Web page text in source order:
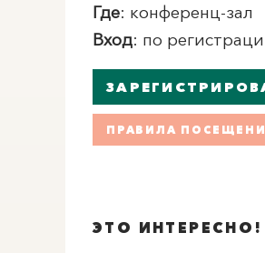
Где: конференц-зал
Вход: по
ПРАВИЛА
ЭТО ИНТЕРЕСНО!